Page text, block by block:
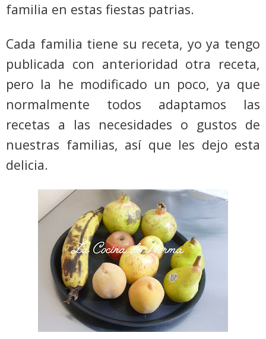
familia en estas fiestas patrias.
Cada familia tiene su receta, yo ya tengo
publicada con anterioridad otra receta,
pero la he modificado un poco, ya que
normalmente todos adaptamos las
recetas a las necesidades o gustos de
nuestras familias, así que les dejo esta
delicia.